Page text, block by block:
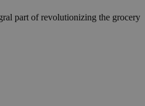
part of revolutionizing the grocery